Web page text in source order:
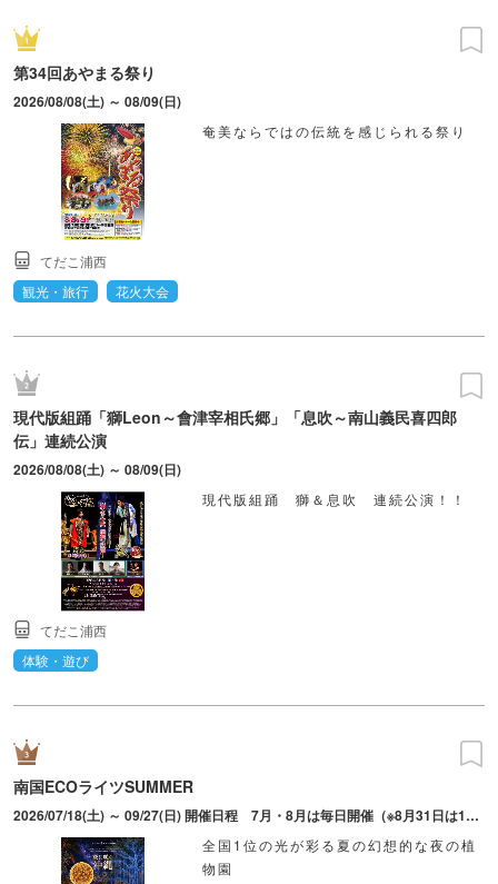
第34回あやまる祭り
2026/08/08(土) ～ 08/09(日)
奄美ならではの伝統を感じられる祭り
てだこ浦西
観光・旅行
花火大会
現代版組踊「獅Leon～會津宰相氏郷」「息吹～南山義民喜四郎
伝」連続公演
2026/08/08(土) ～ 08/09(日)
現代版組踊 獅＆息吹 連続公演！！
てだこ浦西
体験・遊び
南国ECOライツSUMMER
2026/07/18(土) ～ 09/27(日) 開催日程 7月・8月は毎日開催（※8月31日は18：00閉園のためお休み）、9月は金・土・日・祝日のみ開催。ライトアップ時間19：00～21：00（最終入場20：30）。18：00～19：00は準備時間のため入場不可。
全国1位の光が彩る夏の幻想的な夜の植
物園